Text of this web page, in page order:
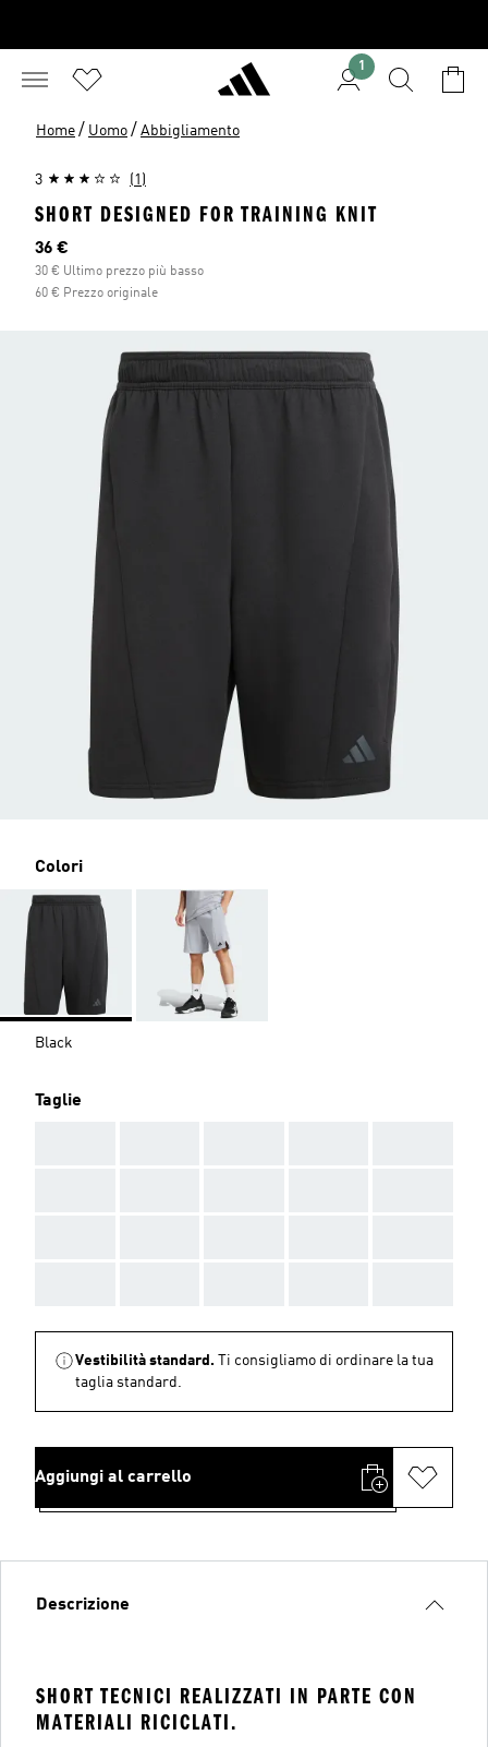
1
Home / Uomo / Abbigliamento
3 (1)
SHORT DESIGNED FOR TRAINING KNIT
Prezzo attuale
36 €
30 € Ultimo prezzo più basso
60 € Prezzo originale
Colori
Black
Taglie
Vestibilità standard.
Ti consigliamo di ordinare la tua
taglia standard.
Aggiungi al carrello
Descrizione
SHORT TECNICI REALIZZATI IN PARTE CON
MATERIALI RICICLATI.